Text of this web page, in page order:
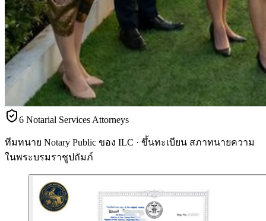
6 Notarial Services Attorneys
ทีมทนาย Notary Public ของ ILC · ขึ้นทะเบียน สภาทนายความ
ในพระบรมราชูปถัมภ์